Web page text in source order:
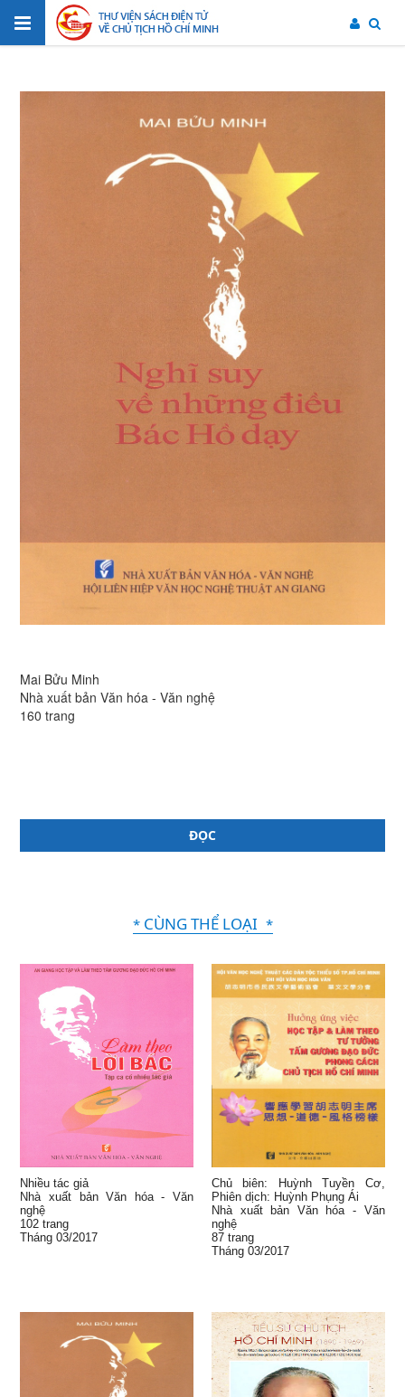
Mai Bửu Minh
Nhà xuất bản Văn hóa - Văn nghệ
160 trang
ĐỌC
* CÙNG THỂ LOẠI *
Nhiều tác giả
Nhà xuất bản Văn hóa - Văn
nghệ
102 trang
Tháng 03/2017
Chủ biên: Huỳnh Tuyền Cơ,
Phiên dịch: Huỳnh Phụng Ái
Nhà xuất bản Văn hóa - Văn
nghệ
87 trang
Tháng 03/2017